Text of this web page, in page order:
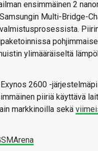
ensimmäinen 2
Multi-Bridge-
ylimääräiseltä
2600 -
piiriä käyttävä
markkinoilla sekä